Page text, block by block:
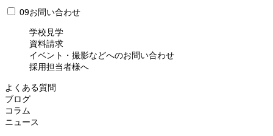
09お問い合わせ
学校見学
資料請求
イベント・撮影などへのお問い合わせ
採用担当者様へ
よくある質問
ブログ
コラム
ニュース